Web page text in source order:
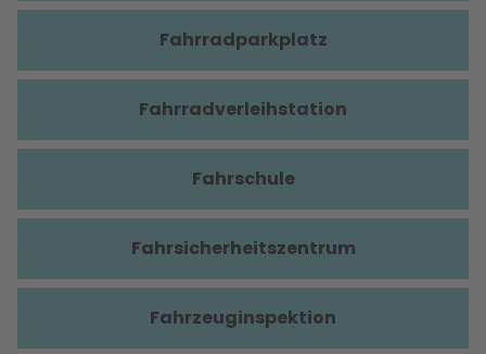
Fahrradparkplatz
Fahrradverleihstation
Fahrschule
Fahrsicherheitszentrum
Fahrzeuginspektion